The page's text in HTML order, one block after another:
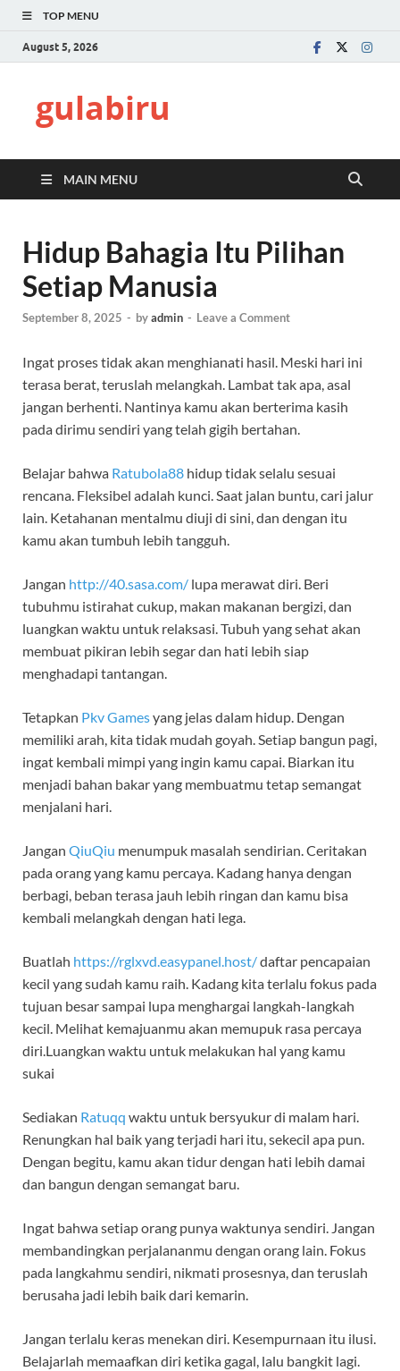
TOP MENU
August 5, 2026
gulabiru
MAIN MENU
Hidup Bahagia Itu Pilihan
Setiap Manusia
September 8, 2025 - byadmin - Leave a Comment
Ingat proses tidak akan menghianati hasil. Meski hari ini
terasa berat, teruslah melangkah. Lambat tak apa, asal
jangan berhenti. Nantinya kamu akan berterima kasih
pada dirimu sendiri yang telah gigih bertahan.
Belajar bahwa Ratubola88 hidup tidak selalu sesuai
rencana. Fleksibel adalah kunci. Saat jalan buntu, cari jalur
lain. Ketahanan mentalmu diuji di sini, dan dengan itu
kamu akan tumbuh lebih tangguh.
Jangan http://40.sasa.com/ lupa merawat diri. Beri
tubuhmu istirahat cukup, makan makanan bergizi, dan
luangkan waktu untuk relaksasi. Tubuh yang sehat akan
membuat pikiran lebih segar dan hati lebih siap
menghadapi tantangan.
Tetapkan Pkv Gamesyang jelas dalam hidup. Dengan
memiliki arah, kita tidak mudah goyah. Setiap bangun pagi,
ingat kembali mimpi yang ingin kamu capai. Biarkan itu
menjadi bahan bakar yang membuatmu tetap semangat
menjalani hari.
Jangan QiuQiu menumpuk masalah sendirian. Ceritakan
pada orang yang kamu percaya. Kadang hanya dengan
berbagi, beban terasa jauh lebih ringan dan kamu bisa
kembali melangkah dengan hati lega.
Buatlah https://rglxvd.easypanel.host/daftar pencapaian
kecil yang sudah kamu raih. Kadang kita terlalu fokus pada
tujuan besar sampai lupa menghargai langkah-langkah
kecil. Melihat kemajuanmu akan memupuk rasa percaya
diri.Luangkan waktu untuk melakukan hal yang kamu
sukai
Sediakan Ratuqq waktu untuk bersyukur di malam hari.
Renungkan hal baik yang terjadi hari itu, sekecil apa pun.
Dengan begitu, kamu akan tidur dengan hati lebih damai
dan bangun dengan semangat baru.
Ingat bahwa setiap orang punya waktunya sendiri. Jangan
membandingkan perjalananmu dengan orang lain. Fokus
pada langkahmu sendiri, nikmati prosesnya, dan teruslah
berusaha jadi lebih baik dari kemarin.
Jangan terlalu keras menekan diri. Kesempurnaan itu ilusi.
Belajarlah memaafkan diri ketika gagal, lalu bangkit lagi.